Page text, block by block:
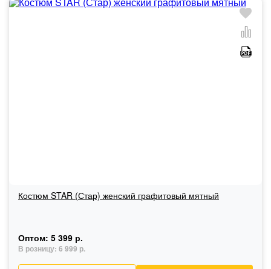
Костюм STAR (Стар) женский графитовый мятный
Оптом: 5 399 р.
В розницу: 6 999 р.